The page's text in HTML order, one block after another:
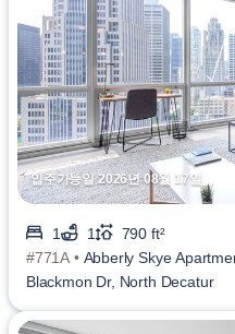
입주가능일 2026년 08월 17일
1 1
790 ft²
#771A • Abberly Skye
Blackmon Dr, North Decatur